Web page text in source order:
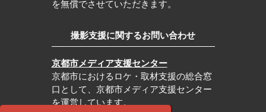
を無償でさせていただきます。
撮影支援に関するお問い合わせ
京都市メディア支援センター
京都市におけるロケ・取材支援の総合窓
口として、京都市メディア支援センター
を運営しています。